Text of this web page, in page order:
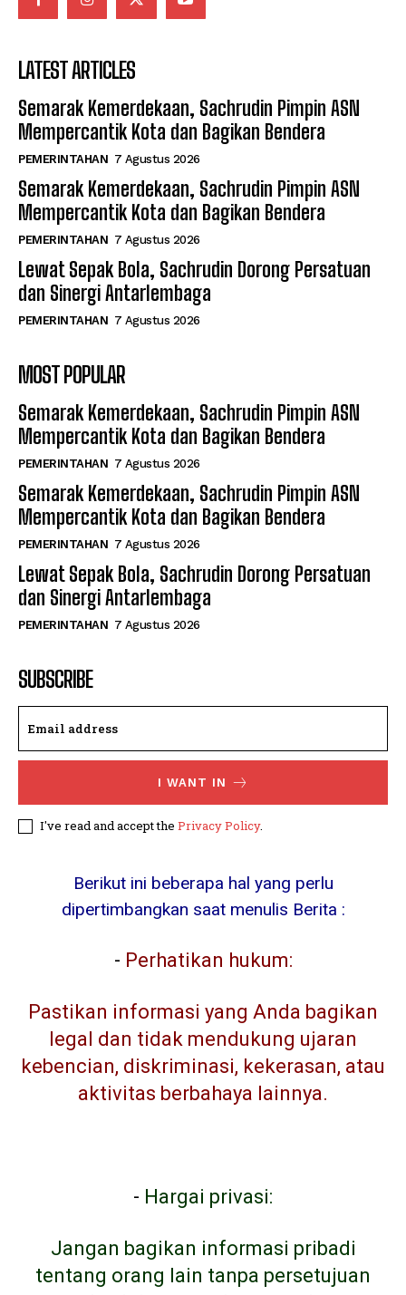
LATEST ARTICLES
Semarak Kemerdekaan, Sachrudin Pimpin ASN
Mempercantik Kota dan Bagikan Bendera
PEMERINTAHAN 7 Agustus 2026
Semarak Kemerdekaan, Sachrudin Pimpin ASN
Mempercantik Kota dan Bagikan Bendera
PEMERINTAHAN 7 Agustus 2026
Lewat Sepak Bola, Sachrudin Dorong Persatuan
dan Sinergi Antarlembaga
PEMERINTAHAN 7 Agustus 2026
MOST POPULAR
Semarak Kemerdekaan, Sachrudin Pimpin ASN
Mempercantik Kota dan Bagikan Bendera
PEMERINTAHAN 7 Agustus 2026
Semarak Kemerdekaan, Sachrudin Pimpin ASN
Mempercantik Kota dan Bagikan Bendera
PEMERINTAHAN 7 Agustus 2026
Lewat Sepak Bola, Sachrudin Dorong Persatuan
dan Sinergi Antarlembaga
PEMERINTAHAN 7 Agustus 2026
SUBSCRIBE
I WANT IN
I've read and accept the Privacy Policy.
Berikut ini beberapa hal yang perlu
dipertimbangkan saat menulis Berita :
- Perhatikan hukum:
Pastikan informasi yang Anda bagikan
legal dan tidak mendukung ujaran
kebencian, diskriminasi, kekerasan, atau
aktivitas berbahaya lainnya.
- Hargai privasi:
Jangan bagikan informasi pribadi
tentang orang lain tanpa persetujuan